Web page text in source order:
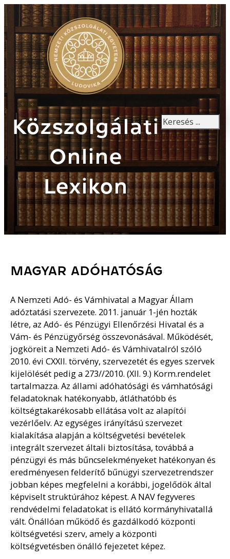
Közszolgálati
Online
Lexikon
Keresés
MAGYAR ADÓHATÓSÁG
A Nemzeti Adó- és Vámhivatal a Magyar Állam
adóztatási szervezete. 2011. január 1-jén hozták
létre, az Adó- és Pénzügyi Ellenőrzési Hivatal és a
Vám- és Pénzügyőrség összevonásával. Működését,
jogköreit a Nemzeti Adó- és Vámhivatalról szóló
2010. évi CXXII. törvény, szervezetét és egyes szervek
kijelölését pedig a 273//2010. (XII. 9.) Korm.rendelet
tartalmazza. Az állami adóhatósági és vámhatósági
feladatoknak hatékonyabb, átláthatóbb és
költségtakarékosabb ellátása volt az alapítói
vezérlőelv. Az egységes irányítású szervezet
kialakítása alapján a költségvetési bevételek
integrált szervezet általi biztosítása, továbbá a
pénzügyi és más bűncselekményeket hatékonyan és
eredményesen felderítő bűnügyi szervezetrendszer
jobban képes megfelelni a korábbi, jogelődök által
képviselt struktúrához képest. A NAV fegyveres
rendvédelmi feladatokat is ellátó kormányhivatallá
vált. Önállóan működő és gazdálkodó központi
költségvetési szerv, amely a központi
költségvetésben önálló fejezetet képez.